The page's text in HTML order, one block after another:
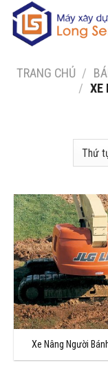
qua
TRANG CHỦ /
/ XE
Xe Nâng Người